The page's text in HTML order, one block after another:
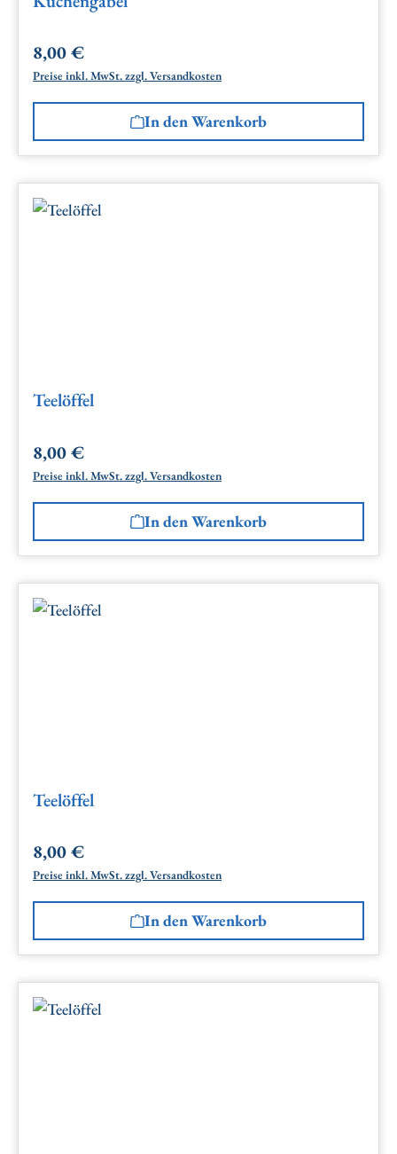
Regulärer Preis:
8,00 €
Preise inkl. MwSt. zzgl. Versandkosten
In den Warenkorb
Teelöffel
Regulärer Preis:
8,00 €
Preise inkl. MwSt. zzgl. Versandkosten
In den Warenkorb
Teelöffel
Regulärer Preis:
8,00 €
Preise inkl. MwSt. zzgl. Versandkosten
In den Warenkorb